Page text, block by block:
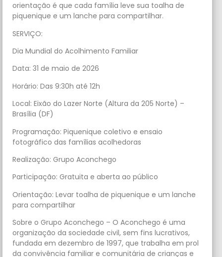
orientação é que cada família leve sua toalha de
piquenique e um lanche para compartilhar.
SERVIÇO:
Dia Mundial do Acolhimento Familiar
Data: 31 de maio de 2026
Horário: Das 9:30h até 12h
Local: Eixão do Lazer Norte (Altura da 205 Norte) –
Brasília (DF)
Programação: Piquenique coletivo e ensaio
fotográfico das famílias acolhedoras
Realização: Grupo Aconchego
Participação: Gratuita e aberta ao público
Orientação: Levar toalha de piquenique e um lanche
para compartilhar
Sobre o Grupo Aconchego – O Aconchego é uma
organização da sociedade civil, sem fins lucrativos,
fundada em dezembro de 1997, que trabalha em prol
da convivência familiar e comunitária de crianças e